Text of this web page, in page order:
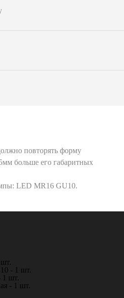
повторять форму
больше его габаритных
LED MR16 GU10.
- 1 шт.
1 шт.
- 1 шт.